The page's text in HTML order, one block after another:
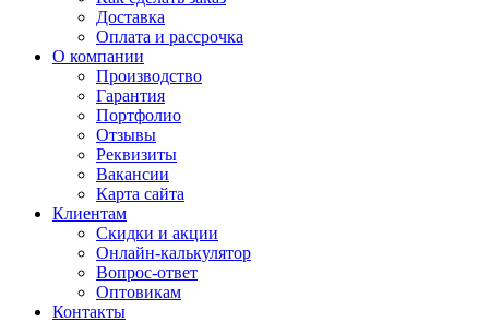
Доставка
Оплата и рассрочка
О компании
Производство
Гарантия
Портфолио
Отзывы
Реквизиты
Вакансии
Карта сайта
Клиентам
Скидки и акции
Онлайн-калькулятор
Вопрос-ответ
Оптовикам
Контакты